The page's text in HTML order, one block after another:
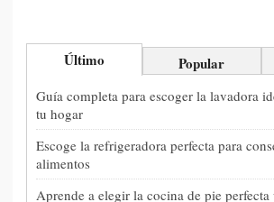
Último Popular
Guía completa para escoger la lavadora
tu hogar
Escoge la refrigeradora perfecta para
alimentos
Aprende a elegir la cocina de pie perfecta